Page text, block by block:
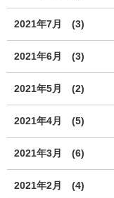
2021年7月 (3)
2021年6月 (3)
2021年5月 (2)
2021年4月 (5)
2021年3月 (6)
2021年2月 (4)